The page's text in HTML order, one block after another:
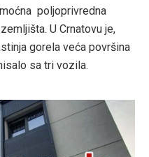
poljoprivredna
U Crnatovu je,
gorela veća površina
sa tri vozila.